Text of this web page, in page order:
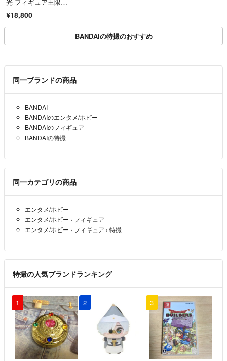
封 帰ってきたウルトラ
マン ウルトラマンジャ
¥18,800
BANDAIの特撮のおすすめ
同一ブランドの商品
BANDAI
BANDAIのエンタメ/ホビー
BANDAIのフィギュア
BANDAIの特撮
同一カテゴリの商品
エンタメ/ホビー
エンタメ/ホビー › フィギュア
エンタメ/ホビー › フィギュア › 特撮
特撮の人気ブランドランキング
1 2 3